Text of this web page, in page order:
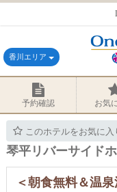
香川エリア
予約確認 お気
このホテルをお気に入
琴平リバーサイド
＜朝食無料＆温